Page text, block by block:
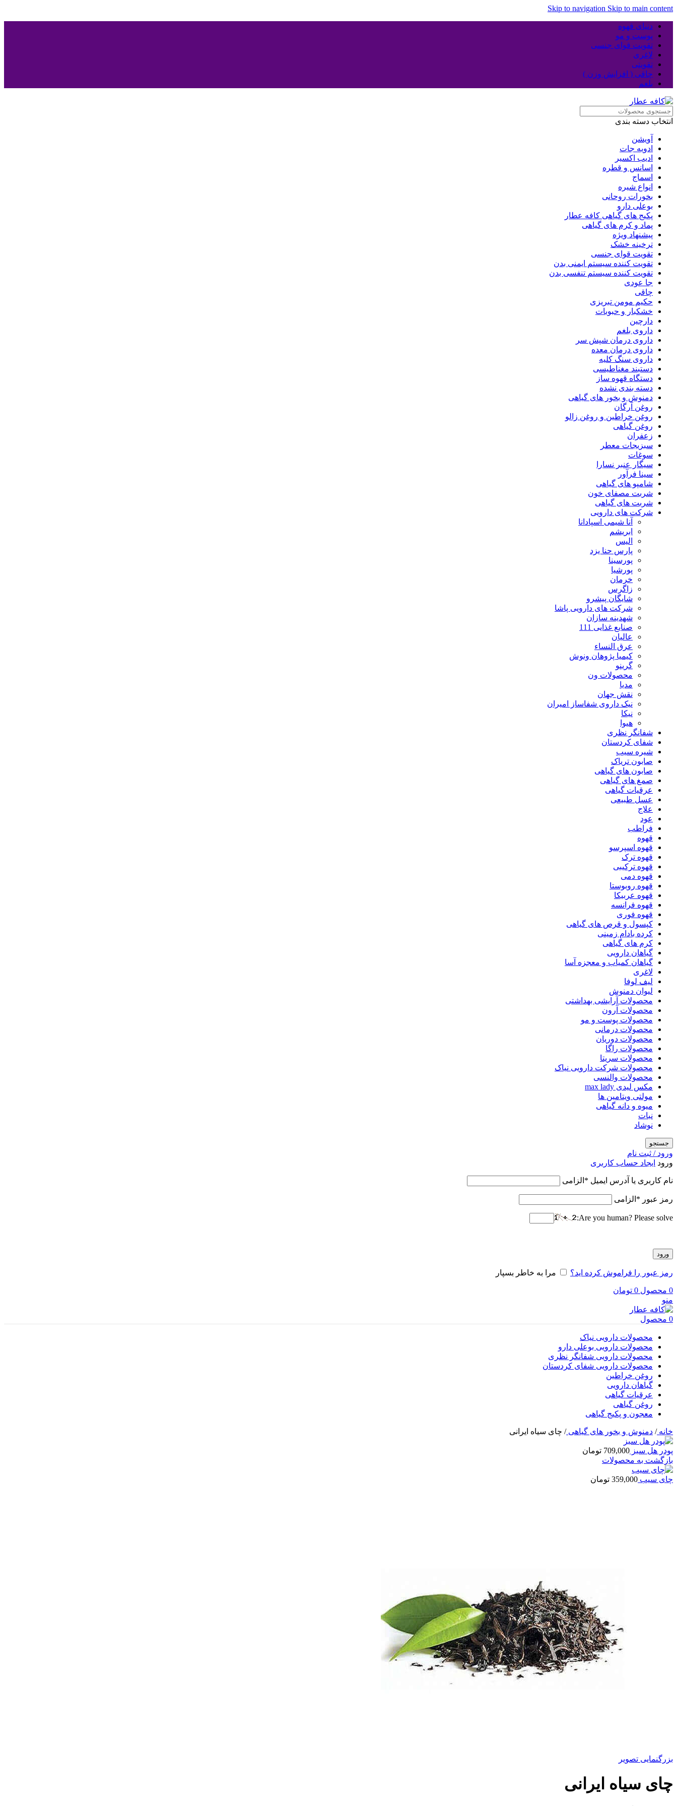
Skip to navigation Skip to main content
دنیای قهوه
پوست و مو
تقویت قوای جنسی
لاغری
تقویتی
چاقی ( افزایش وزن )
بلغم
انتخاب دسته بندی
آویشن
ادویه جات
ادیب اکسیر
اسانس و قطره
اسماج
انواع شیره
بخورات روحانی
بوعلی دارو
پکیج های گیاهی کافه عطار
پماد و کرم های گیاهی
پیشنهاد ویژه
ترخینه خشک
تقویت قوای جنسی
تقویت کننده سیستم ایمنی بدن
تقویت کننده سیستم تنفسی بدن
جا عودی
چاقی
حکیم مومن تبریزی
خشکبار و حبوبات
دارچین
داروی بلغم
داروی درمان شپش سر
داروی درمان معده
داروی سنگ کلیه
دستبند مغناطیسی
دستگاه قهوه ساز
دسته بندی نشده
دمنوش و بخور های گیاهی
روغن آرگان
روغن خراطین و روغن زالو
روغن گیاهی
زعفران
سبزیجات معطر
سوغات
سیگار عنبر نسارا
سینا فرآور
شامپو های گیاهی
شربت مصفای خون
شربت های گیاهی
شرکت های دارویی
آنا شیمی اسپادانا
ابریشم
الیس
پارس حنا یزد
پورسینا
پورشیا
خرمان
زاگرس
شایگان پیشرو
شرکت های دارویی پاشا
شهدینه سازان
صنایع غذایی 111
عالیان
عرق النساء
کیمیا پژوهان ونوش
گرینو
محصولات ون
مدیا
نقش جهان
نیک داروی شفاساز امیران
نیکا
هیوا
شفانگر نظری
شفای کردستان
شیره سیب
صابون تریاک
صابون های گیاهی
صمغ های گیاهی
عرقیات گیاهی
عسل طبیعی
علاج
عود
فراطب
قهوه
قهوه اسپرسو
قهوه ترک
قهوه ترکیبی
قهوه دمی
قهوه روبوستا
قهوه عربیکا
قهوه فرانسه
قهوه فوری
کپسول و قرص های گیاهی
کرده بادام زمینی
کرم های گیاهی
گیاهان دارویی
گیاهان کمیاب و معجزه آسا
لاغری
لیف لوفا
لیوان دمنوش
محصولات آرایشی بهداشتی
محصولات آرون
محصولات پوست و مو
محصولات درمانی
محصولات دوریان
محصولات راگا
محصولات سریتا
محصولات شرکت دارویی نیاک
محصولات والنسی
مکس لیدی max lady
مولتی ویتامین ها
میوه و دانه گیاهی
نبات
نوشاد
جستجو
ورود / ثبت نام
ورود ایجاد حساب کاربری
نام کاربری یا آدرس ایمیل * الزامی
رمز عبور * الزامی
Are you human? Please solve:
ورود
رمز عبور را فراموش کرده اید؟ مرا به خاطر بسپار
0 محصول 0 تومان
منو
0 محصول
محصولات دارویی نیاک
محصولات دارویی بوعلی دارو
محصولات دارویی شفانگر نظری
محصولات دارویی شفای کردستان
روغن خراطین
گیاهان دارویی
عرقیات گیاهی
روغن گیاهی
معجون و پکیج گیاهی
خانه/ دمنوش و بخور های گیاهی/ چای سیاه ایرانی
پودر هل سبز 709,000 تومان
بازگشت به محصولات
چای سیب 359,000 تومان
بزرگنمایی تصویر
چای سیاه ایرانی